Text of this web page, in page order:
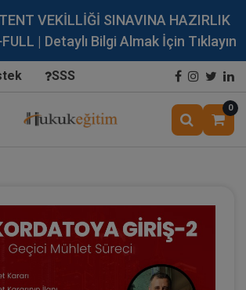
VEKİLLİĞİ SINAVINA HAZIRLIK
| Detaylı Bilgi Almak İçin Tıklayın
SSS
0